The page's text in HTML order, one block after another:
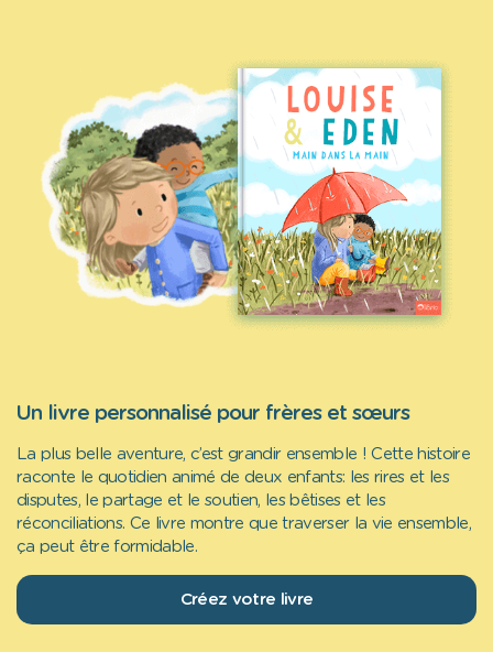
Un livre personnalisé pour frères et sœurs
La plus belle aventure, c’est grandir ensemble ! Cette histoire
raconte le quotidien animé de deux enfants: les rires et les
disputes, le partage et le soutien, les bêtises et les
réconciliations. Ce livre montre que traverser la vie ensemble,
ça peut être formidable.
Créez votre livre